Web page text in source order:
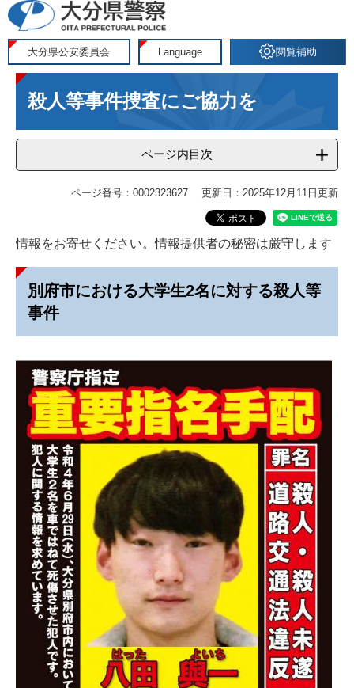
ペ
ジ
の
メ
ュ
ー
大分県公安委員会 Language 閲覧補助
本
文殺人等事件捜査にご協力を
ページ内目次
ページ番号：0002323627 更新日：2025年12月11日更新
情報をお寄せください。情報提供者の秘密は厳守します
別府市における大学生2名に対する殺人等
事件